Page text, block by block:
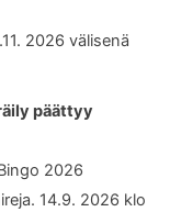
2026 välisenä
päättyy
2026
14.9. 2026 klo